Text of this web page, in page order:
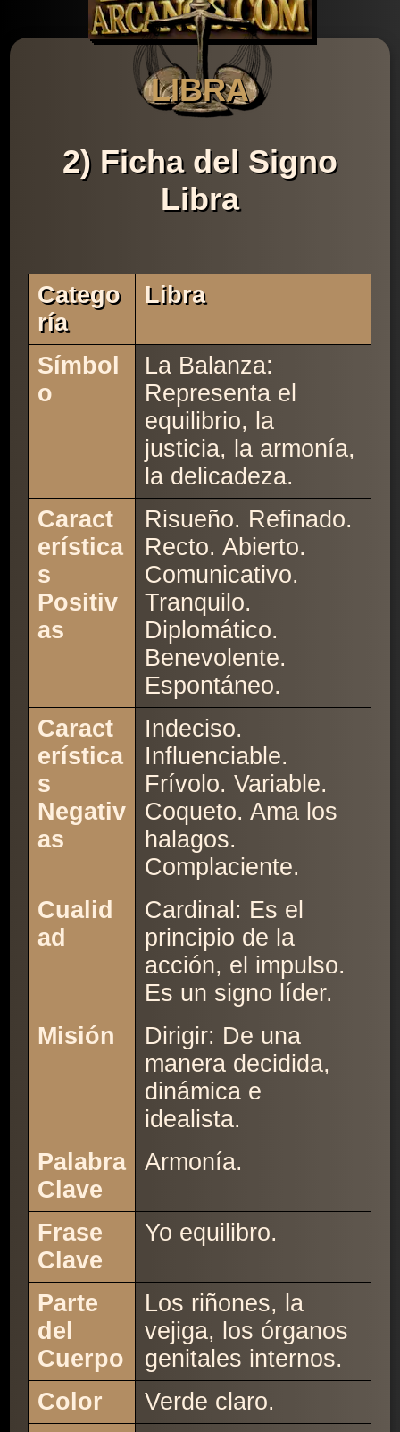
LIBRA
2) Ficha del Signo
Libra
Catego
Ría
Libra
Símbol
o
La Balanza:
Representa el
equilibrio, la
justicia, la armonía,
la delicadeza.
Caract
erística
s
Positiv
as
Risueño. Refinado.
Recto. Abierto.
Comunicativo.
Tranquilo.
Diplomático.
Benevolente.
Espontáneo.
Caract
erística
s
Negativ
as
Indeciso.
Influenciable.
Frívolo. Variable.
Coqueto. Ama los
halagos.
Complaciente.
Cualid
ad
Cardinal: Es el
principio de la
acción, el impulso.
Es un signo líder.
Misión
Dirigir: De una
manera decidida,
dinámica e
idealista.
Palabra
Clave
Armonía.
Frase
Clave
Yo equilibro.
Parte
del
Cuerpo
Los riñones, la
vejiga, los órganos
genitales internos.
Color
Verde claro.